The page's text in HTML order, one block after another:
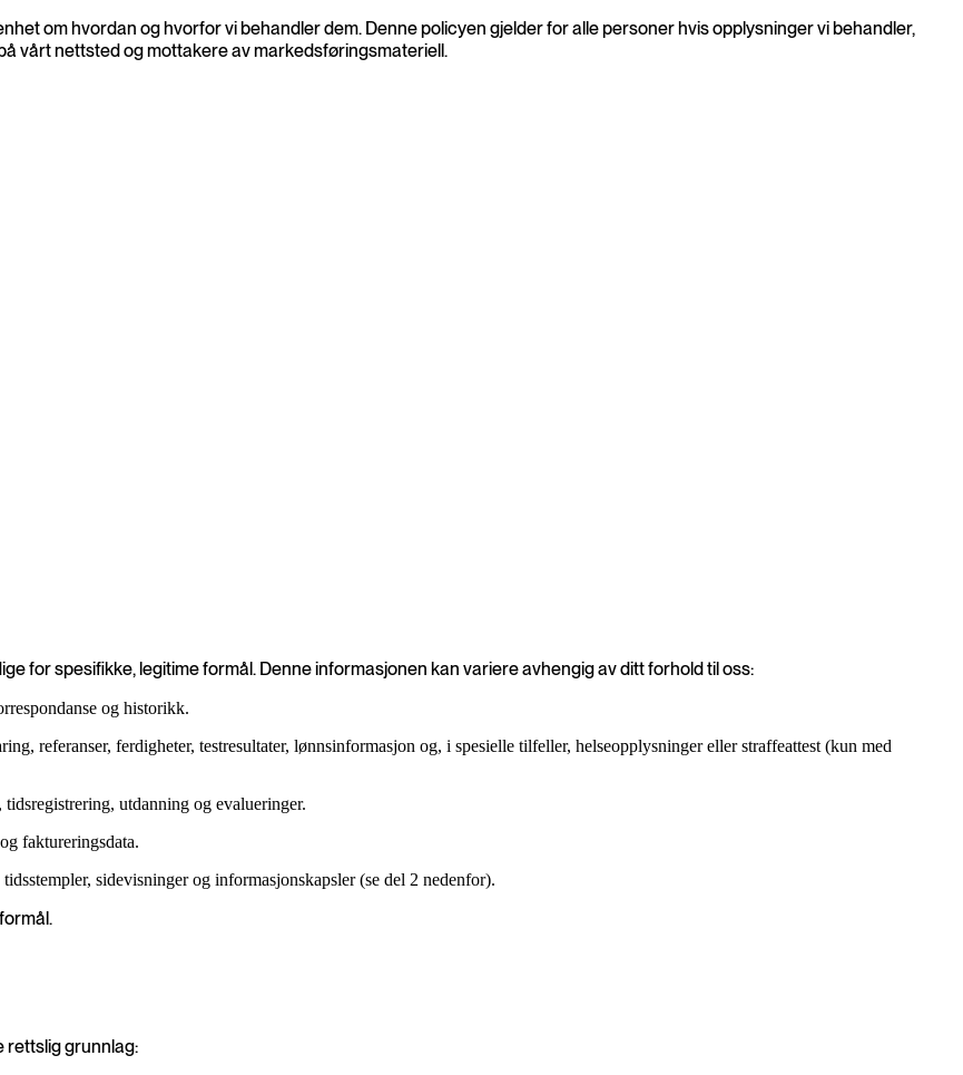
om hvordan og hvorfor vi behandler dem. Denne policyen gjelder for alle personer hvis opplysninger vi behandler,
vårt nettsted og mottakere av markedsføringsmateriell.
for spesifikke, legitime formål. Denne informasjonen kan variere avhengig av ditt forhold til oss:
og historikk.
referanser, ferdigheter, testresultater, lønnsinformasjon og, i spesielle tilfeller, helseopplysninger eller straffeattest (kun med
utdanning og evalueringer.
faktureringsdata.
sidevisninger og informasjonskapsler (se del 2 nedenfor).
rettslig grunnlag: